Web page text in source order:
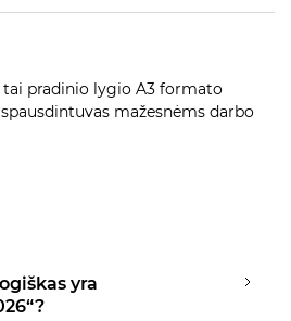
tai pradinio lygio A3 formato
mažesnėms darbo
yra